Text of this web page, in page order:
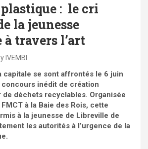
: le cri
la jeunesse
à travers l’art
IVEMBI
capitale se sont affrontés le 6 juin
concours inédit de création
déchets recyclables. Organisée
à la Baie des Rois, cette
à la jeunesse de Libreville de
les autorités à l’urgence de la